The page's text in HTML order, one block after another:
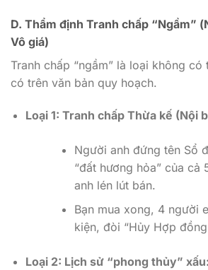
D. Thẩm định Tranh chấp “Ngầm”
Vô giá)
Tranh chấp “ngầm” là loại không
có trên văn bản quy hoạch.
Loại 1: Tranh chấp Thừa kế (Nội
Người anh đứng tên Sổ
“đất hương hỏa” của cả
anh lén lút bán.
Bạn mua xong, 4 người
kiện, đòi “Hủy Hợp
Loại 2: Lịch sử “phong thủy” xấu: